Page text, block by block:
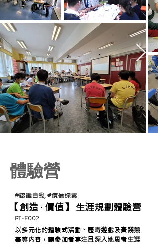
體驗營
#認識自我, #價值探索
【創造 ‧ 價值】 生涯規劃體驗營
PT-E002
以多元化的體驗式活動、歷奇遊戲及實踐競
賽等內容，讓參加者專注且深入地思考生涯